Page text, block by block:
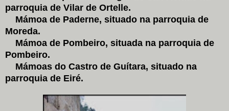
parroquia de Vilar de Ortelle.
Mámoa de Paderne, situado na parroquia de
Moreda.
Mámoa de Pombeiro, situada na parroquia de
Pombeiro.
Mámoas do Castro de Guítara, situado na
parroquia de Eiré.